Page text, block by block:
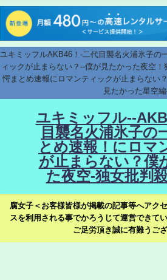
ユキミッフルAKB46！-二代目襲名火浦氷子の
ィックが止まらない？--僕が見たかった夜空
愕まとめ速報にロマンティックが止まらない
見たかった星空
ユキミッフル--
目襲名火浦氷子の
とめ速報！にロマ
が止まらない？僕
た夜空-独女批判
腐女子＜お客様皆様が掲載の記事等へアク
スを利用される事でかろうじて運営できて
ご足労頂き誠に有難うござ